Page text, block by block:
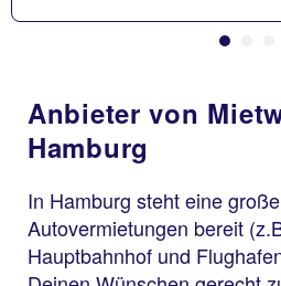
Anbieter von
Hamburg
In Hamburg steht eine
Autovermietungen bereit
Hauptbahnhof und